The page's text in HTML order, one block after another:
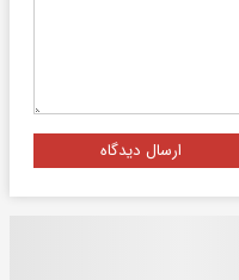
ارسال دیدگاه